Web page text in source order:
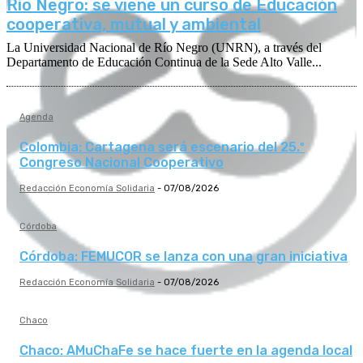
Río Negro: se viene un curso de Educación
cooperativa, mutual y ambiental
La Universidad Nacional de Río Negro (UNRN), a través del
Departamento de Educación Continua de la Sede Alto Valle...
Agenda
Colombia: Cartagena será escenario del 25.º
Congreso Nacional Cooperativo
Redacción Economía Solidaria - 07/08/2026
Córdoba
Córdoba: FEMUCOR se lanza con una gran iniciativa
Redacción Economía Solidaria - 07/08/2026
Chaco
Chaco: AMuChaFe se hace fuerte en la agenda local